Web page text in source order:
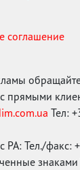
соглашение
прямыми
Тел:
РА: Тел./факс:
знаками